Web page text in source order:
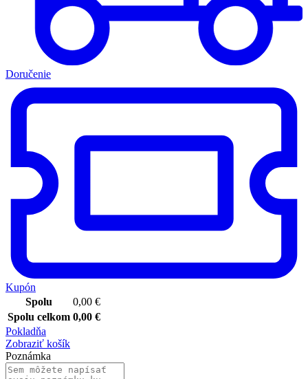
Doručenie
Kupón
Spolu
0,00 €
Spolu celkom 0,00 €
Pokladňa
Zobraziť košík
Poznámka